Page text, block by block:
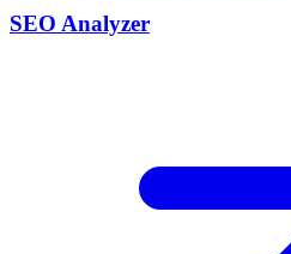
SEO Analyzer